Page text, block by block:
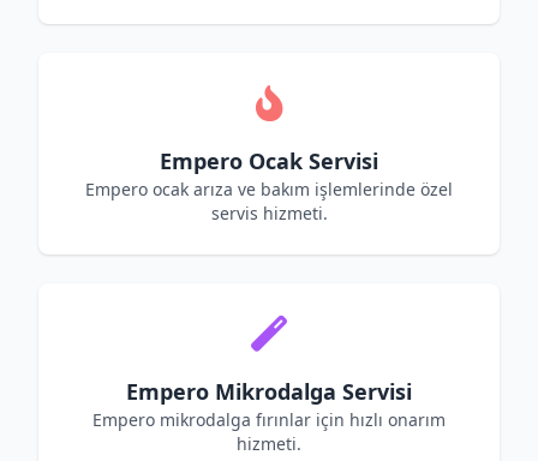
Empero Ocak Servisi
Empero ocak arıza ve bakım işlemlerinde özel
servis hizmeti.
Empero Mikrodalga Servisi
Empero mikrodalga fırınlar için hızlı onarım
hizmeti.